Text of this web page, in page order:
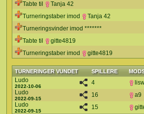
Tabte til
Tanja 42
Turneringstaber imod
Tanja 42
Turneringsvinder imod *******
Tabte til
gitte4819
Turneringstaber imod
gitte4819
TURNERINGER VUNDET SPILLERE
Ludo
2022-10-06
4
Ludo
2022-09-15
16
a9
Ludo
2022-09-15
15